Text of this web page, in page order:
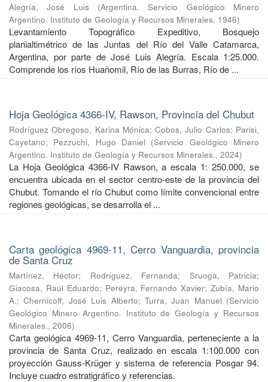
Alegría, José Luis (Argentina. Servicio Geológico Minero
Argentino. Instituto de Geología y Recursos Minerales, 1946)
Levantamiento Topográfico Expeditivo, Bosquejo
planialtimétrico de las Juntas del Río del Valle Catamarca,
Argentina, por parte de José Luis Alegría. Escala 1:25.000.
Comprende los ríos Huañomil, Río de las Burras, Río de ...
Hoja Geológica 4366-IV, Rawson, Provincia del Chubut
Rodríguez Obregoso, Karina Mónica;Cobos, Julio Carlos; Parisi,
Cayetano; Pezzuchi, Hugo Daniel (Servicio Geológico Minero
Argentino. Instituto de Geología y Recursos Minerales., 2024)
La Hoja Geológica 4366-IV Rawson, a escala 1: 250.000, se
encuentra ubicada en el sector centro-este de la provincia del
Chubut. Tomando el río Chubut como límite convencional entre
regiones geológicas, se desarrolla el ...
Carta geológica 4969-11, Cerro Vanguardia, provincia
de Santa Cruz
Martínez, Héctor; Rodríguez, Fernanda; Sruoga, Patricia;
Giacosa, Raúl Eduardo; Pereyra, Fernando Xavier;Zubía, Mario
A.;Chernicoff, José Luis Alberto; Turra, Juan Manuel (Servicio
Geológico Minero Argentino. Instituto de Geología y Recursos
Minerales., 2006)
Carta geológica 4969-11, Cerro Vanguardia, perteneciente a la
provincia de Santa Cruz, realizado en escala 1:100.000 con
proyección Gauss-Krüger y sistema de referencia Posgar 94.
Incluye cuadro estratigráfico y referencias.